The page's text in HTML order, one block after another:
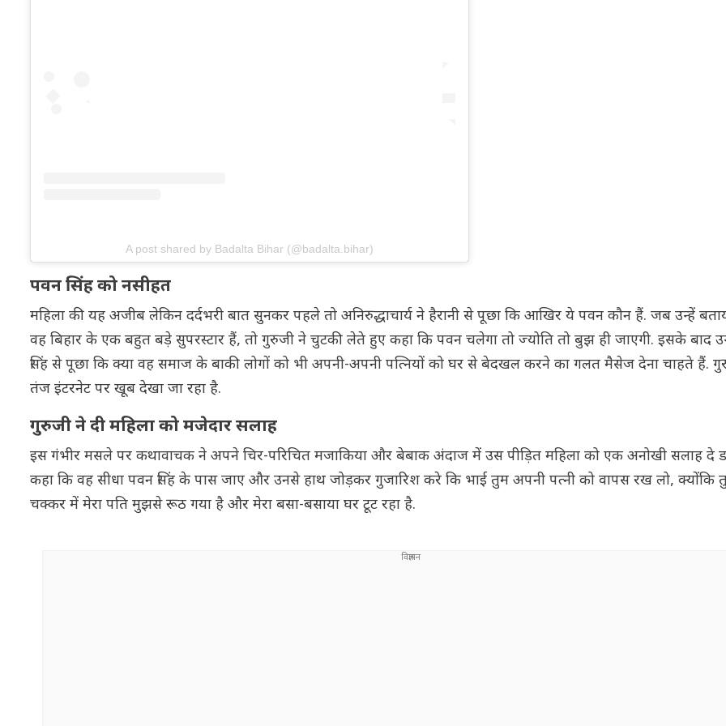
A post shared by Badalta Bihar (@badalta.bihar)
पवन सिंह को नसीहत
महिला की यह अजीब लेकिन दर्दभरी बात सुनकर पहले तो अनिरुद्धाचार्य ने हैरानी से पूछा कि आखिर ये पवन कौन हैं. जब उन्हें
वह बिहार के एक बहुत बड़े सुपरस्टार हैं, तो गुरुजी ने चुटकी लेते हुए कहा कि पवन चलेगा तो ज्योति तो बुझ ही जाएगी. इसके बाद
सिंह से पूछा कि क्या वह समाज के बाकी लोगों को भी अपनी-अपनी पत्नियों को घर से बेदखल करने का गलत मैसेज देना चाहते हैं.
तंज इंटरनेट पर खूब देखा जा रहा है.
गुरुजी ने दी महिला को मजेदार सलाह
इस गंभीर मसले पर कथावाचक ने अपने चिर-परिचित मजाकिया और बेबाक अंदाज में उस पीड़ित महिला को एक अनोखी सलाह दे
कहा कि वह सीधा पवन सिंह के पास जाए और उनसे हाथ जोड़कर गुजारिश करे कि भाई तुम अपनी पत्नी को वापस रख लो, क्योंकि
चक्कर में मेरा पति मुझसे रूठ गया है और मेरा बसा-बसाया घर टूट रहा है.